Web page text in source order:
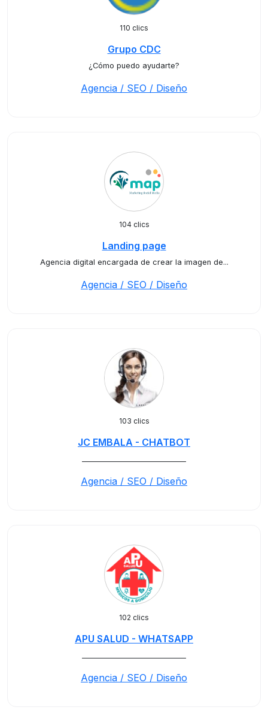
110 clics
Grupo CDC
¿Cómo puedo ayudarte?
Agencia / SEO / Diseño
104 clics
Landing page
Agencia digital encargada de crear la imagen de...
Agencia / SEO / Diseño
103 clics
JC EMBALA - CHATBOT
Agencia / SEO / Diseño
102 clics
APU SALUD - WHATSAPP
Agencia / SEO / Diseño